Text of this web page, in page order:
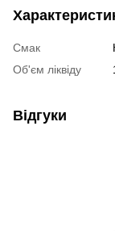
Смак
Об'єм ліквіду
Відгуки